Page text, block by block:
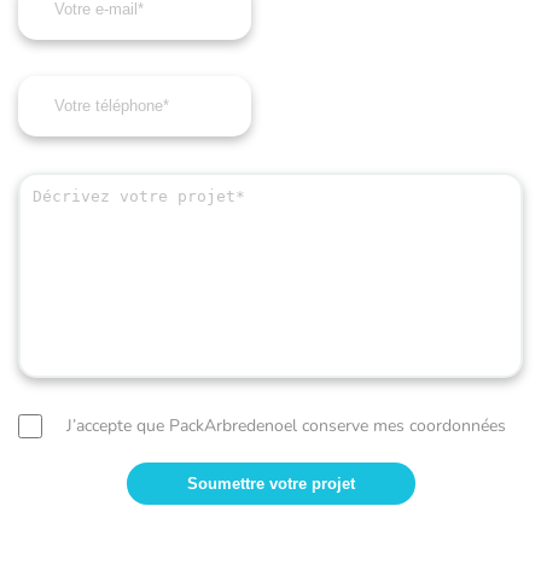
J’accepte que PackArbredenoel conserve mes coordonnées